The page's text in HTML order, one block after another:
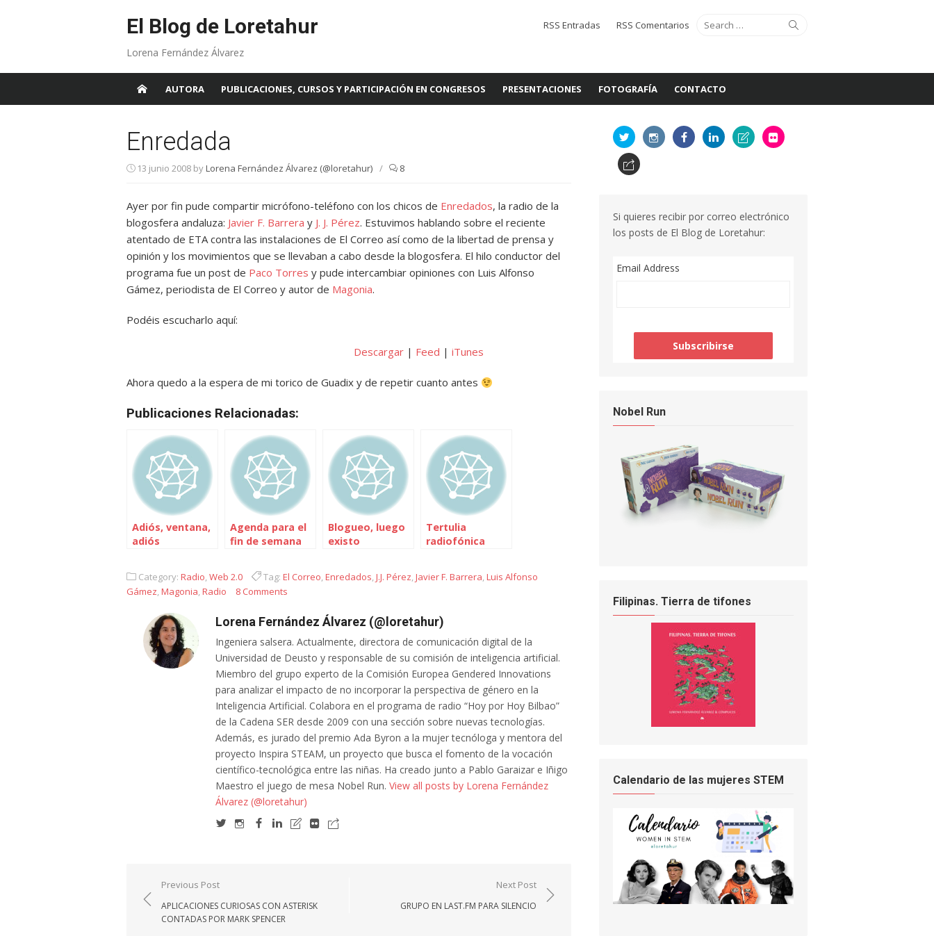
El Blog de Loretahur
Lorena Fernández Álvarez
Search
for:
RSS Entradas RSS Comentarios
AUTORA PUBLICACIONES, CURSOS Y PARTICIPACIÓN EN CONGRESOS PRESENTACIONES FOTOGRAFÍA CONTACTO
Enredada
13 junio 2008 byLorena Fernández Álvarez (@loretahur) / 8
Ayer por fin pude compartir micrófono-teléfono con los chicos de Enredados, la radio de la
blogosfera andaluza: Javier F. Barrera y J. J. Pérez. Estuvimos hablando sobre el reciente
atentado de ETA contra las instalaciones de El Correo así como de la libertad de prensa y
opinión y los movimientos que se llevaban a cabo desde la blogosfera. El hilo conductor del
programa fue un post de Paco Torres y pude intercambiar opiniones con Luis Alfonso
Gámez, periodista de El Correo y autor de Magonia.
Podéis escucharlo aquí:
Descargar| Feed | iTunes
Ahora quedo a la espera de mi torico de Guadix y de repetir cuanto antes
Publicaciones Relacionadas:
Adiós, ventana,
adiós
Agenda para el
fin de semana
Blogueo, luego
existo
Tertulia
radiofónica
Category: Radio,Web 2.0 Tag: El Correo,Enredados,J.J. Pérez,Javier F. Barrera,Luis Alfonso
Gámez,Magonia,Radio 8 Comments
Lorena Fernández Álvarez (@loretahur)
Ingeniera salsera. Actualmente, directora de comunicación digital de la
Universidad de Deusto y responsable de su comisión de inteligencia artificial.
Miembro del grupo experto de la Comisión Europea Gendered Innovations
para analizar el impacto de no incorporar la perspectiva de género en la
Inteligencia Artificial. Colabora en el programa de radio “Hoy por Hoy Bilbao”
de la Cadena SER desde 2009 con una sección sobre nuevas tecnologías.
Además, es jurado del premio Ada Byron a la mujer tecnóloga y mentora del
proyecto Inspira STEAM, un proyecto que busca el fomento de la vocación
científico-tecnológica entre las niñas. Ha creado junto a Pablo Garaizar e Iñigo
Maestro el juego de mesa Nobel Run. View all posts by Lorena Fernández
Álvarez (@loretahur)
Navegación
de
entradas
Previous Post
APLICACIONES CURIOSAS CON ASTERISK
CONTADAS POR MARK SPENCER
Next Post
GRUPO EN LAST.FM PARA SILENCIO
Si quieres recibir por correo electrónico
los posts de El Blog de Loretahur:
Email Address
Nobel Run
Filipinas. Tierra de tifones
Calendario de las mujeres STEM